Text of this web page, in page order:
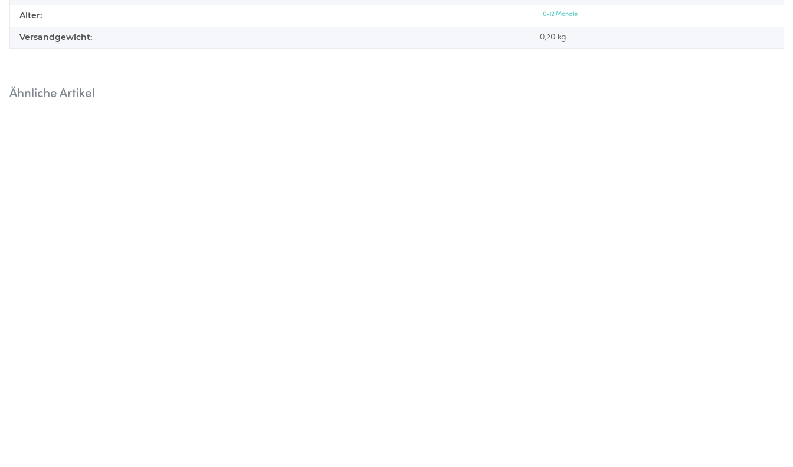
Alter: 0-12 Monate
Versandgewicht: 0,20 kg
Ähnliche Artikel